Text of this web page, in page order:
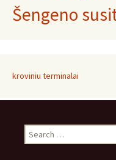
Šengeno
kroviniu terminalai
Search
for: